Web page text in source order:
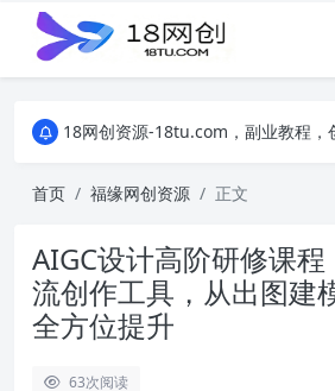
18网创资源-18tu.com，副业教程，创业项目，AI 实操教程，自媒体运营，电商干货
首页
福缘网创资源 正文
AIGC设计高阶研修课
流创作工具，从出图建
全方位提升
63次阅读